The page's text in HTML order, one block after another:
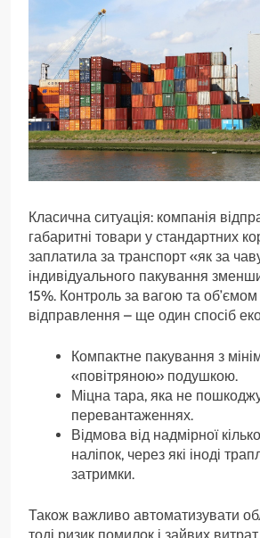
Класична ситуація: компанія
габаритні товари у стандартних
заплатила за транспорт «як за
індивідуального пакування
15%. Контроль за вагою та об’ємом
відправлення – ще один спосіб
Компактне пакування з
«повітряною» подушкою.
Міцна тара, яка не
перевантаженнях.
Відмова від надмірної
наліпок, через які іноді
затримки.
Також важливо автоматизувати